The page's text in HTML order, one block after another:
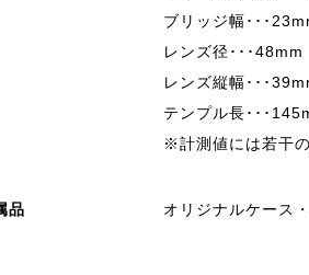
ブリッジ幅･･･
レンズ径･･･48mm
レンズ縦幅･･･
テンプル長･･･
※計測値には若干
品 オリジナルケース